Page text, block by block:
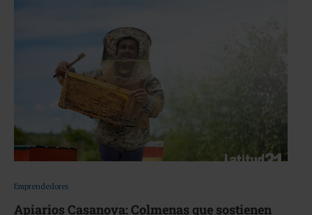
Emprendedores
Apiarios Casanova: Colmenas que sostienen